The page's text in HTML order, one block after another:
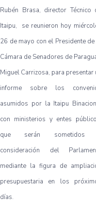
Rubén Brasa, director Técnico
Itaipu, se reunieron hoy
26 de mayo con el Presidente de
Cámara de Senadores de
Miguel Carrizosa, para presentar
informe sobre los
asumidos por la Itaipu
con ministerios y entes
que serán sometidos
consideración del
mediante la figura de
presupuestaria en los
días.